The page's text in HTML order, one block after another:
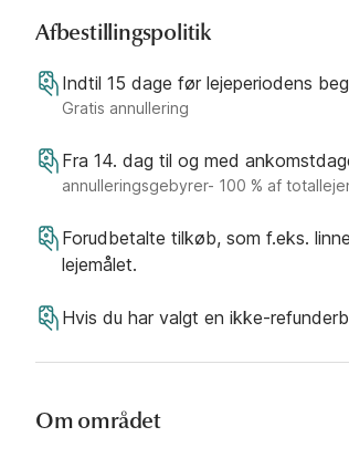
Afbestillingspolitik
Indtil 15 dage før lejeperiodens
Gratis annullering
Fra 14. dag til og med
annulleringsgebyrer- 100 % af
Forudbetalte tilkøb, som f.eks.
lejemålet.
Hvis du har valgt en ikke-
Om området